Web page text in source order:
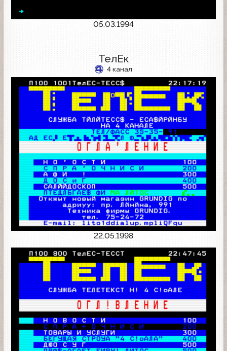
05.03.1994
ТелЕк
4 канал
22.05.1998